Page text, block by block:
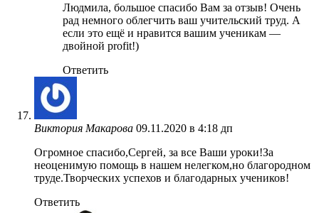
Людмила, большое спасибо Вам за отзыв! Очень
рад немного облегчить ваш учительский труд. А
если это ещё и нравится вашим ученикам —
двойной profit!)
Ответить
Виктория Макарова 09.11.2020 в 4:18 дп
Огромное спасибо,Сергей, за все Ваши уроки!За
неоценимую помощь в нашем нелегком,но благородном
труде.Творческих успехов и благодарных учеников!
Ответить